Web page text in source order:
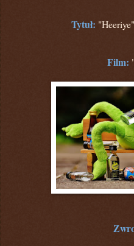
Tytuł:
Film: